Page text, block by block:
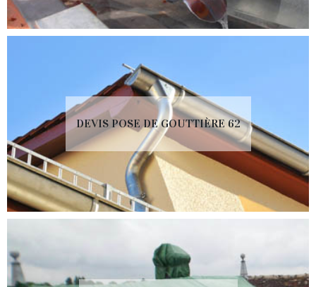
DEVIS POSE DE GOUTTIÈRE 62